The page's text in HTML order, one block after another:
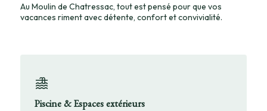
Au Moulin de Chatressac, tout est pensé pour que vos
vacances riment avec détente, confort et convivialité.
Piscine & Espaces extérieurs